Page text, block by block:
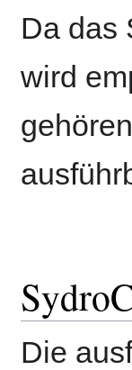
Da das
wird
Die